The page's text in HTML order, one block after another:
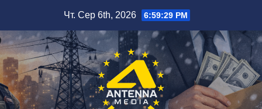
вмісту
Чт. Сер 6th, 2026 6:59:30 PM